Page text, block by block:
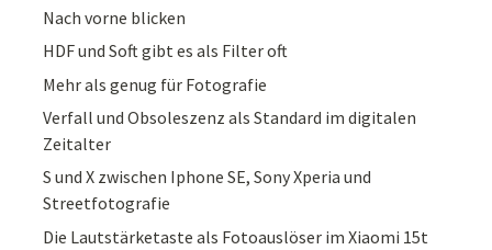
Nach vorne blicken
HDF und Soft gibt es als Filter oft
Mehr als genug für Fotografie
Verfall und Obsoleszenz als Standard im digitalen
Zeitalter
S und X zwischen Iphone SE, Sony Xperia und
Streetfotografie
Die Lautstärketaste als Fotoauslöser im Xiaomi 15t